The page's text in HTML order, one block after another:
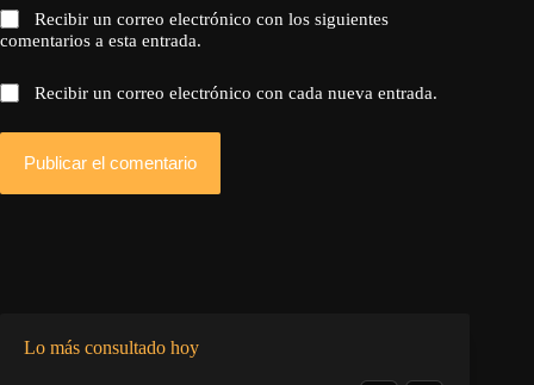
Recibir un correo electrónico con los siguientes
comentarios a esta entrada.
Recibir un correo electrónico con cada nueva entrada.
Publicar el comentario
Lo más consultado hoy